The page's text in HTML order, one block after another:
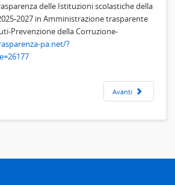
delle Istituzioni scolastiche della
2027 in Amministrazione trasparente
Prevenzione della Corruzione-
pa.net/?
Avanti